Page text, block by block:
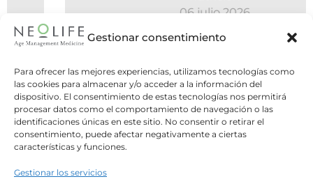
Gestionar consentimiento
Para ofrecer las mejores experiencias, utilizamos tecnologías como
las cookies para almacenar y/o acceder a la información del
dispositivo. El consentimiento de estas tecnologías nos permitirá
procesar datos como el comportamiento de navegación o las
identificaciones únicas en este sitio. No consentir o retirar el
consentimiento, puede afectar negativamente a ciertas
características y funciones.
Gestionar los servicios
06 julio 2026
¿Hay que hacer cinco comidas al
intermitente?
Dos estrategias opuestas, una misma
pregunta: ¿cuál es la mejor forma de organizar
nuestras comidas? Durante...